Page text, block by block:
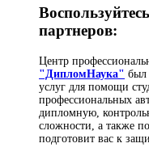
партнеров:
Центр
"ДипломНаука" был
услуг для помощи
профессиональных
дипломную,
сложности, а также
подготовит вас к